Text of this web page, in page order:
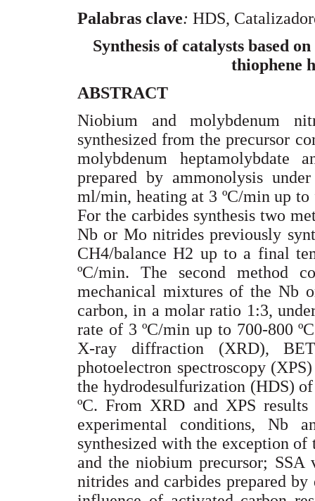
Palabras clave: HDS,
Synthesis of catalysts based
thiophene
ABSTRACT
Niobium and molybdenum
synthesized from the precursor
molybdenum heptamolybdate
prepared by ammonolysis
ml/min, heating at 3 ºC/min up to
For the carbides synthesis two
Nb or Mo nitrides previously
CH4/balance H2 up to a final
ºC/min. The second method
mechanical mixtures of the Nb
carbon, in a molar ratio 1:3,
rate of 3 ºC/min up to 700-800
X-ray diffraction (XRD),
photoelectron spectroscopy
the hydrodesulfurization (HDS)
ºC. From XRD and XPS
experimental conditions, Nb
synthesized with the exception
and the niobium precursor;
nitrides and carbides prepared